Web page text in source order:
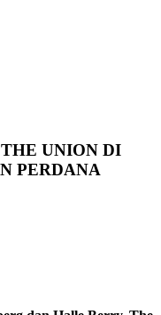
UNION DI
PERDANA